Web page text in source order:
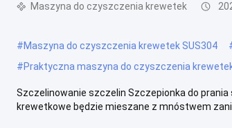
Maszyna do czyszczenia krewetek
#Maszyna do czyszczenia krewetek SUS304
#Praktyczna maszyna do czyszczenia
Szczelinowanie szczelin Szczepionka do
krewetkowe będzie mieszane z mnóstwem